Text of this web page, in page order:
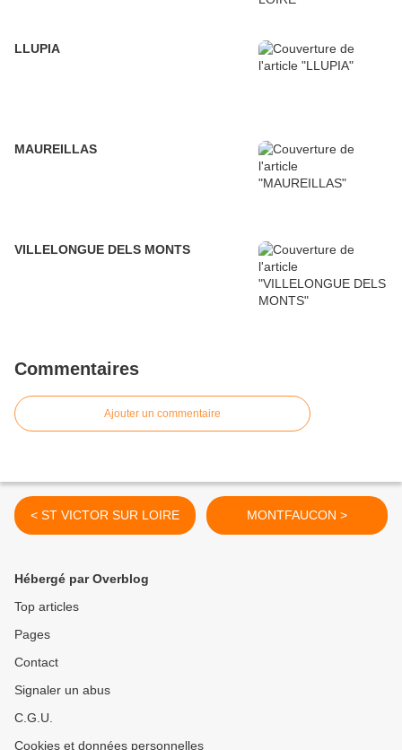
LLUPIA
MAUREILLAS
VILLELONGUE DELS MONTS
Commentaires
Ajouter un commentaire
< ST VICTOR SUR LOIRE MONTFAUCON >
Hébergé par Overblog
Top articles
Pages
Contact
Signaler un abus
C.G.U.
Cookies et données personnelles